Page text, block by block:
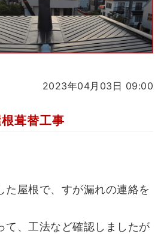
2023年04月03日 09:00
葺替工事
た屋根で、すが漏れの連絡を
て、工法など確認しましたが